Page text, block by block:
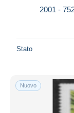
2001 -
Stato
Nuovo